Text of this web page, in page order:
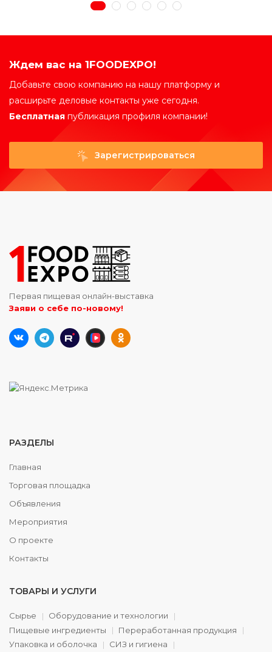
Ждем вас на 1FOODEXPO!
Добавьте свою компанию на нашу платформу и
расширьте деловые контакты уже сегодня.
Бесплатная публикация профиля компании!
Зарегистрироваться
Первая пищевая онлайн-выставка
Заяви о себе по-новому!
РАЗДЕЛЫ
Главная
Торговая площадка
Объявления
Мероприятия
О проекте
Контакты
ТОВАРЫ И УСЛУГИ
Сырье
Оборудование и технологии
Пищевые ингредиенты
Переработанная продукция
Упаковка и оболочка
СИЗ и гигиена